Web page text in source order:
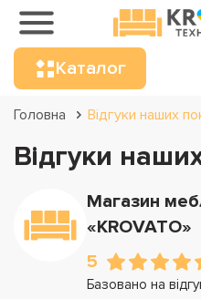
Каталог
Головна Відгуки наших
Відгуки
Магазин
«KROVATO»
5
Базовано на